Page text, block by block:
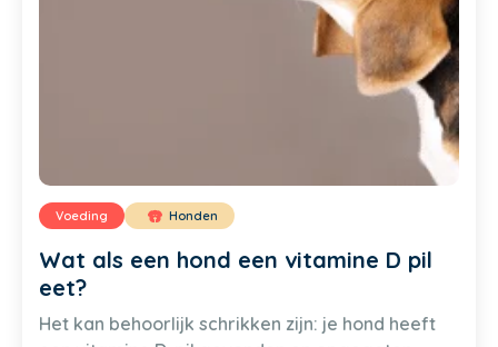
Voeding Honden
Wat als een hond een vitamine D pil
eet?
Het kan behoorlijk schrikken zijn: je hond heeft